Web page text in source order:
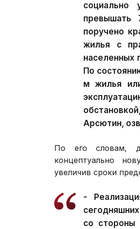
социально
превышать
поручено
жилья с
населенных
По
м жилья
Арсютин,
По его словам,
концептуально
увеличив сроки
-
со стороны